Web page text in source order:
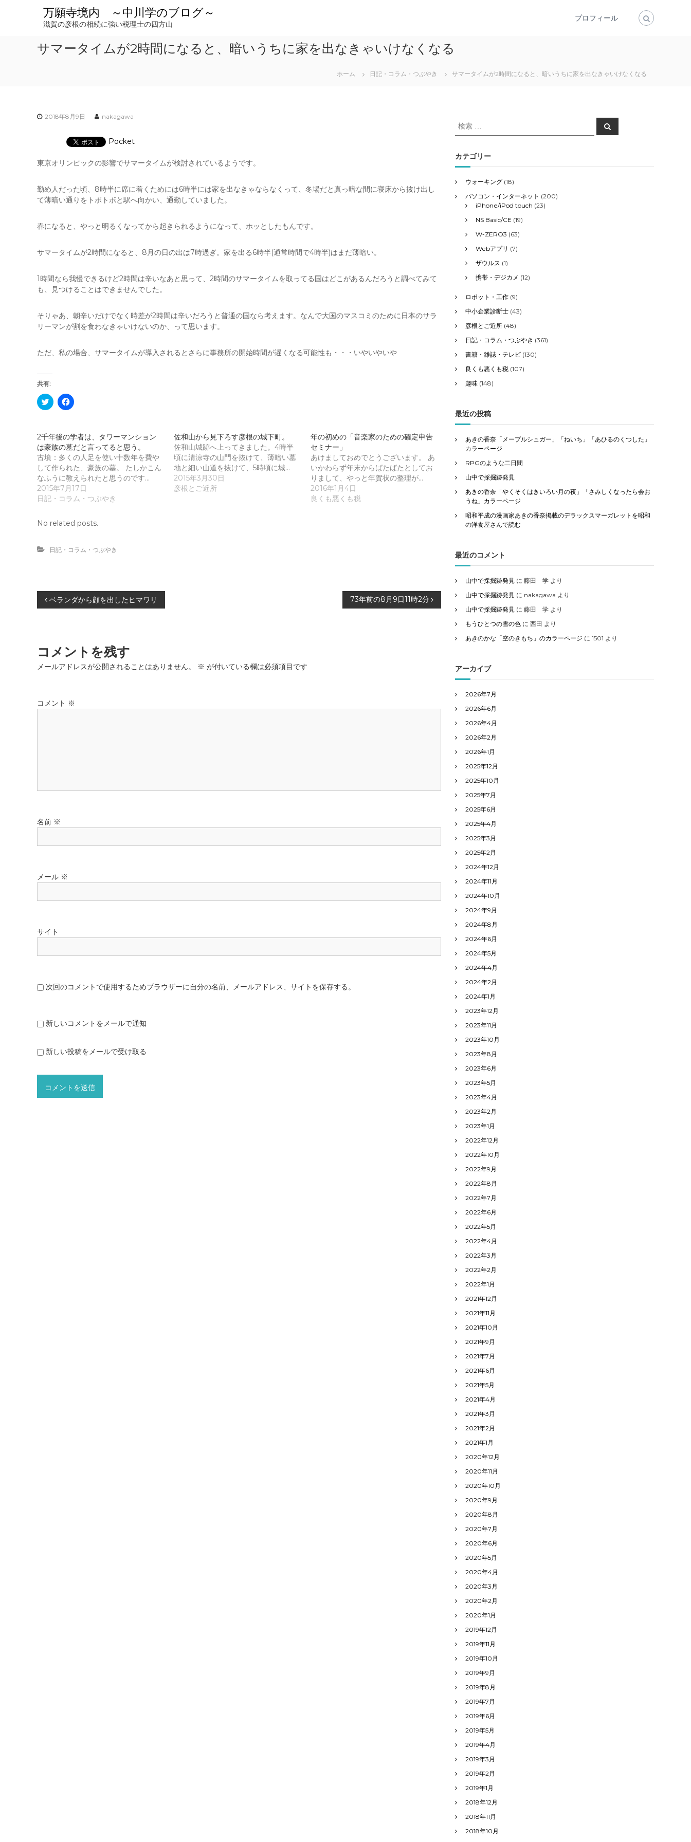
万願寺境内 ～中川学のブログ～
滋賀の彦根の相続に強い税理士の四方山
プロフィール
サマータイムが2時間になると、暗いうちに家を出なきゃいけなくなる
ホーム 日記・コラム・つぶやき サマータイムが2時間になると、暗いうちに家を出なきゃいけなくなる
2018年8月9日 nakagawa
Pocket
東京オリンピックの影響でサマータイムが検討されているようです。
勤め人だった頃、8時半に席に着くためには6時半には家を出なきゃならなくって、冬場だと真っ暗な間に寝床から抜け出し
て薄暗い通りをトボトボと駅へ向かい、通勤していました。
春になると、やっと明るくなってから起きられるようになって、ホッとしたもんです。
サマータイムが2時間になると、8月の日の出は7時過ぎ。家を出る6時半(通常時間で4時半)はまだ薄暗い。
1時間なら我慢できるけど2時間は辛いなあと思って、2時間のサマータイムを取ってる国はどこがあるんだろうと調べてみて
も、見つけることはできませんでした。
そりゃあ、朝辛いだけでなく時差が2時間は辛いだろうと普通の国なら考えます。なんで大国のマスコミのために日本のサラ
リーマンが割を食わなきゃいけないのか、って思います。
ただ、私の場合、サマータイムが導入されるとさらに事務所の開始時間が遅くなる可能性も・・・いやいやいや
共有:
ク
リ
て
T
w
i
t
t
e
r
で
共
有
し
い
ン
ド
す
)
F
a
o
o
k
で
共
有
す
る
に
は
ク
ク
し
だ
さ
ウ
ィ
ン
ま
す
2千年後の学者は、タワーマンション
は豪族の墓だと言ってると思う。
古墳：多くの人足を使い十数年を費や
して作られた、豪族の墓。 たしかこん
なふうに教えられたと思うのです…
2015年7月17日
日記・コラム・つぶやき
佐和山から見下ろす彦根の城下町。
佐和山城跡へ上ってきました。4時半
頃に清涼寺の山門を抜けて、薄暗い墓
地と細い山道を抜けて、5時頃に城…
2015年3月30日
彦根とご近所
年の初めの「音楽家のための確定申告
セミナー」
あけましておめでとうございます。 あ
いかわらず年末からばたばたとしてお
りまして、やっと年賀状の整理が…
2016年1月4日
良くも悪くも税
No related posts.
日記・コラム・つぶやき
投
ナ
ビ
ン
ベランダから顔を出したヒマワリ 73年前の8月9日11時2分
コメントを残す
メールアドレスが公開されることはありません。 ※ が付いている欄は必須項目です
コメント ※
名前 ※
メール ※
サイト
次回のコメントで使用するためブラウザーに自分の名前、メールアドレス、サイトを保存する。
新しいコメントをメールで通知
新しい投稿をメールで受け取る
検
索
象
:
検
索
カテゴリー
ウォーキング (18)
パソコン・インターネット (200)
iPhone/iPod touch (23)
NS Basic/CE (19)
W-ZERO3 (63)
Webアプリ (7)
ザウルス (1)
携帯・デジカメ (12)
ロボット・工作 (9)
中小企業診断士 (43)
彦根とご近所 (48)
日記・コラム・つぶやき (361)
書籍・雑誌・テレビ (130)
良くも悪くも税 (107)
趣味 (148)
最近の投稿
あきの香奈「メープルシュガー」「ねいち」「あひるのくつした」
カラーページ
RPGのような二日間
山中で採掘跡発見
あきの香奈「やくそくはきいろい月の夜」「さみしくなったら会お
うね」カラーページ
昭和平成の漫画家あきの香奈掲載のデラックスマーガレットを昭和
の洋食屋さんで読む
最近のコメント
山中で採掘跡発見 に藤田 学 より
山中で採掘跡発見 に nakagawa より
山中で採掘跡発見 に藤田 学 より
もうひとつの雪の色 に西田 より
あきのかな「空のきもち」のカラーページ に1501 より
アーカイブ
2026年7月
2026年6月
2026年4月
2026年2月
2026年1月
2025年12月
2025年10月
2025年7月
2025年6月
2025年4月
2025年3月
2025年2月
2024年12月
2024年11月
2024年10月
2024年9月
2024年8月
2024年6月
2024年5月
2024年4月
2024年2月
2024年1月
2023年12月
2023年11月
2023年10月
2023年8月
2023年6月
2023年5月
2023年4月
2023年2月
2023年1月
2022年12月
2022年10月
2022年9月
2022年8月
2022年7月
2022年6月
2022年5月
2022年4月
2022年3月
2022年2月
2022年1月
2021年12月
2021年11月
2021年10月
2021年9月
2021年7月
2021年6月
2021年5月
2021年4月
2021年3月
2021年2月
2021年1月
2020年12月
2020年11月
2020年10月
2020年9月
2020年8月
2020年7月
2020年6月
2020年5月
2020年4月
2020年3月
2020年2月
2020年1月
2019年12月
2019年11月
2019年10月
2019年9月
2019年8月
2019年7月
2019年6月
2019年5月
2019年4月
2019年3月
2019年2月
2019年1月
2018年12月
2018年11月
2018年10月